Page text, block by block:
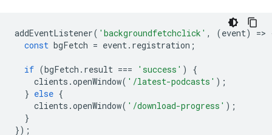
addEventListener( 'backgroundfetchclick' , (event) =>
const bgFetch = event. registration ;
if (bgFetch . result === 'success' )
{
clients .openWindow( '/latest-podcasts' );
} else {
clients .openWindow( '/download-progress' );
}
});